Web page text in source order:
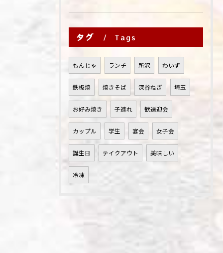
タグ Tags
もんじゃ ランチ 所沢 わいず
鉄板焼 焼きそば 深谷ねぎ 埼玉
お好み焼き 子連れ 歓送迎会
カップル 学生 宴会 女子会
誕生日 テイクアウト 美味しい
冷凍